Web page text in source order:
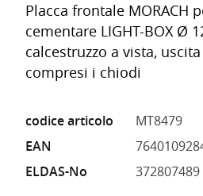
Placca frontale MORACH
cementare LIGHT-BOX Ø
calcestruzzo a vista,
compresi i chiodi
codice articolo
MT8479
EAN
ELDAS-No
372807489